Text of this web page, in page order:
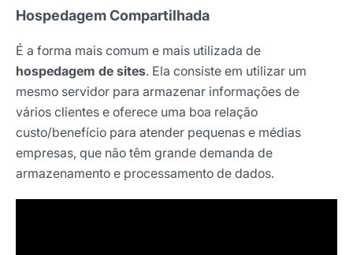
Hospedagem Compartilhada
É a forma mais comum e mais utilizada de
hospedagem de sites. Ela consiste em utilizar um
mesmo servidor para armazenar informações de
vários clientes e oferece uma boa relação
custo/benefício para atender pequenas e médias
empresas, que não têm grande demanda de
armazenamento e processamento de dados.